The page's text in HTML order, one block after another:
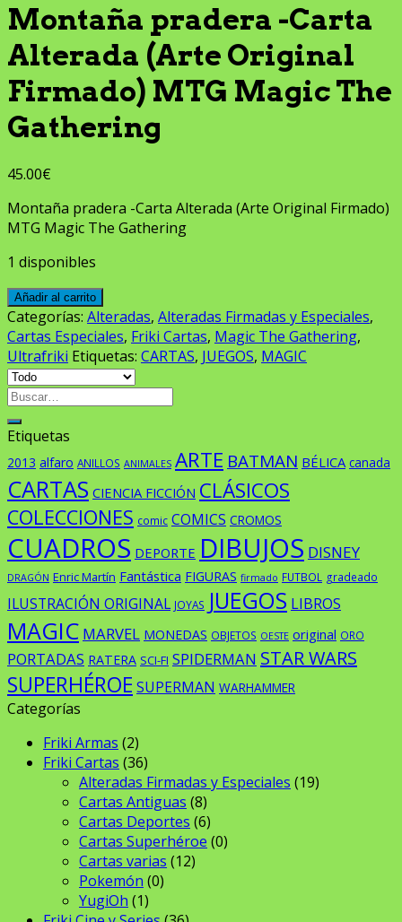
Montaña pradera -Carta
Alterada (Arte Original
Firmado) MTG Magic The
Gathering
45.00€
Montaña pradera -Carta Alterada (Arte Original Firmado)
MTG Magic The Gathering
1 disponibles
Añadir al carrito
Categorías: Alteradas, Alteradas Firmadas y Especiales,
Cartas Especiales, Friki Cartas, Magic The Gathering,
Ultrafriki Etiquetas: CARTAS, JUEGOS, MAGIC
Buscar
por:
Etiquetas
2013 alfaro ANILLOS ANIMALES ARTE BATMAN BÉLICA canada
CARTAS CIENCIA FICCIÓN CLÁSICOS
COLECCIONES comic COMICS CROMOS
CUADROS DEPORTE DIBUJOS DISNEY
DRAGÓN Enric Martín Fantástica FIGURAS firmado FUTBOL gradeado
ILUSTRACIÓN ORIGINAL JOYAS JUEGOS LIBROS
MAGIC MARVEL MONEDAS OBJETOS OESTE original ORO
PORTADAS RATERA SCI-FI SPIDERMAN STAR WARS
SUPERHÉROE SUPERMAN WARHAMMER
Categorías
Friki Armas (2)
Friki Cartas (36)
Alteradas Firmadas y Especiales (19)
Cartas Antiguas (8)
Cartas Deportes (6)
Cartas Superhéroe (0)
Cartas varias (12)
Pokemón (0)
YugiOh (1)